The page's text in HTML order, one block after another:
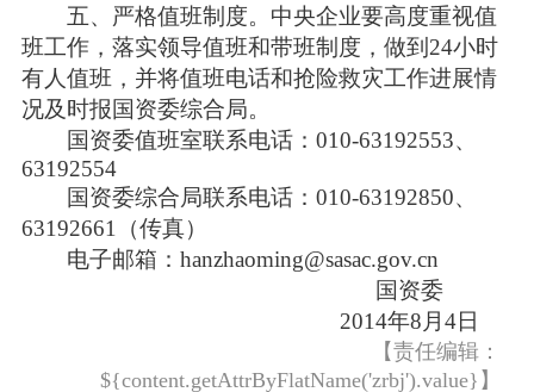
五、严格值班制度。中央企业要高度重视值
班工作，落实领导值班和带班制度，做到24小时
有人值班，并将值班电话和抢险救灾工作进展情
况及时报国资委综合局。
国资委值班室联系电话：010-63192553、
63192554
国资委综合局联系电话：010-63192850、
63192661（传真）
电子邮箱： hanzhaoming@sasac.gov.cn
国资委
2014年8月4日
【责任编辑：
${content.getAttrByFlatName('zrbj').value}】